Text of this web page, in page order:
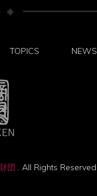
TOPICS NEWS
団 . All Rights Reserved